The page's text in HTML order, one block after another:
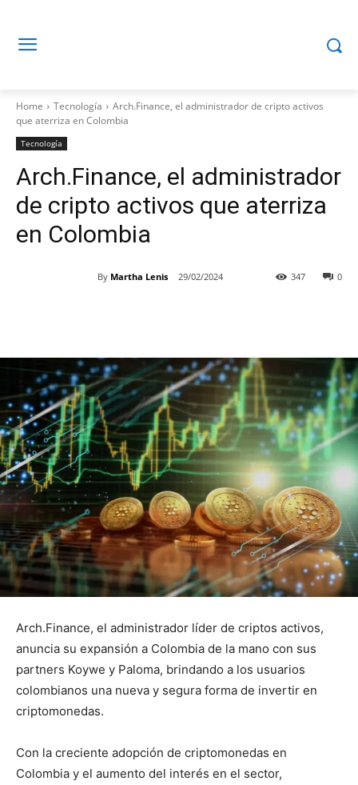
Home Tecnología
Arch.Finance, el administrador de cripto activos
que aterriza en Colombia
Tecnología
Arch.Finance, el administrador
de cripto activos que aterriza
en Colombia
By Martha Lenis 29/02/2024 0
347
Arch.Finance, el administrador líder de criptos activos,
anuncia su expansión a Colombia de la mano con sus
partners Koywe y Paloma, brindando a los usuarios
colombianos una nueva y segura forma de invertir en
criptomonedas.
Con la creciente adopción de criptomonedas en
Colombia y el aumento del interés en el sector,